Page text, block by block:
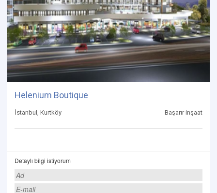
Helenium Boutique
İstanbul, Kurtköy Başarır inşaat
Detaylı bilgi istiyorum